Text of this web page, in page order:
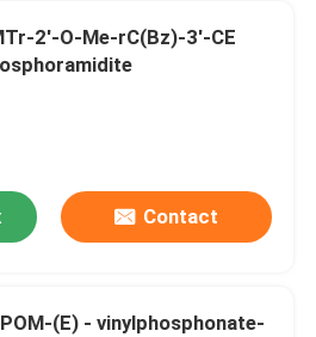
2'-O-Me-rC(Bz)-3'-CE
Contact
(E) - vinylphosphonate-